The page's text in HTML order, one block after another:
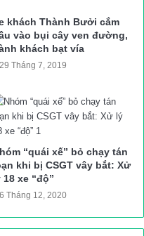
khách Thành Bưởi cắm
vào bụi cây ven đường,
khách bạt vía
29 Tháng 7, 2019
“quái xế” bỏ chạy tán
khi bị CSGT vây bắt: Xử
18 xe “độ”
6 Tháng 12, 2020